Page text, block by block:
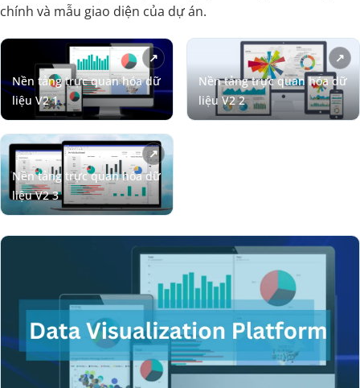
chính và mẫu giao diện của dự án.